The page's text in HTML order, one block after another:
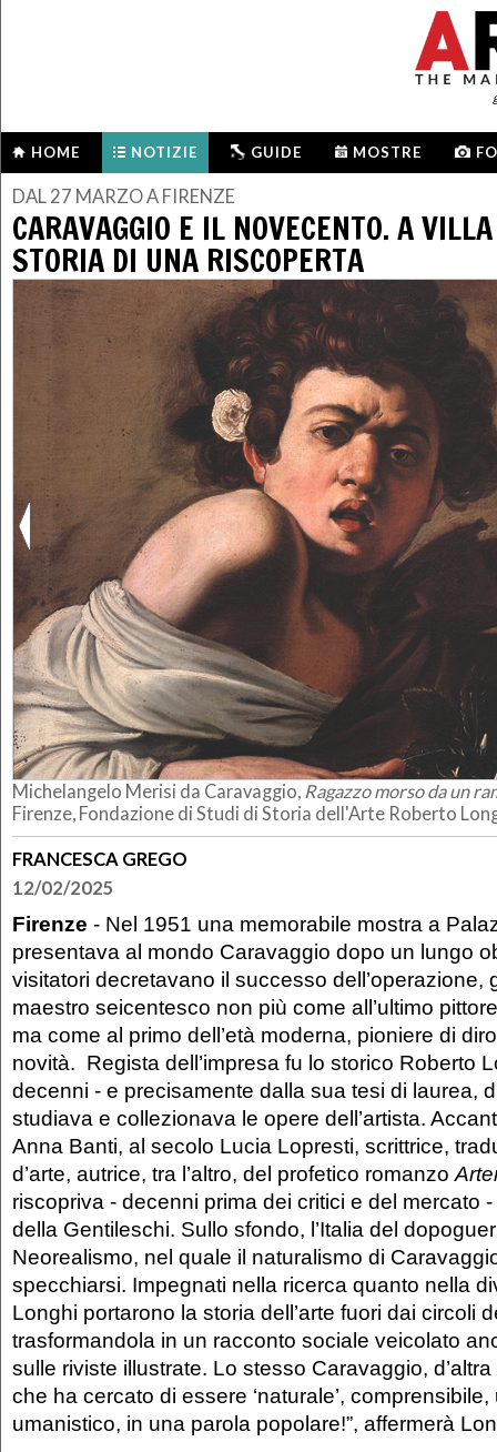
HOME NOTIZIE GUIDE MOSTRE
DAL 27 MARZO A FIRENZE
CARAVAGGIO E IL NOVECENTO. A
STORIA DI UNA RISCOPERTA
Michelangelo Merisi da Caravaggio, Ragazzo morso da un
Firenze, Fondazione di Studi di Storia dell'Arte Roberto
FRANCESCA GREGO
12/02/2025
Firenze - Nel 1951 una memorabile mostra a
presentava al mondo Caravaggio dopo un lungo
visitatori decretavano il successo dell’operazione,
maestro seicentesco non più come all’ultimo
ma come al primo dell’età moderna, pioniere di
novità. Regista dell’impresa fu lo storico Roberto
decenni - e precisamente dalla sua tesi di laurea,
studiava e collezionava le opere dell’artista.
Anna Banti, al secolo Lucia Lopresti, scrittrice,
d’arte, autrice, tra l’altro, del profetico romanzo
riscopriva - decenni prima dei critici e del mercato -
della Gentileschi. Sullo sfondo, l’Italia del
Neorealismo, nel quale il naturalismo di
specchiarsi. Impegnati nella ricerca quanto nella
Longhi portarono la storia dell’arte fuori dai circoli
trasformandola in un racconto sociale veicolato
sulle riviste illustrate. Lo stesso Caravaggio,
che ha cercato di essere ‘naturale’,
umanistico, in una parola popolare!”, affermerà